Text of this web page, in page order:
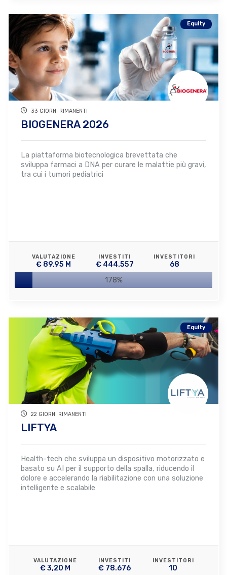
Equity
33 GIORNI RIMANENTI
BIOGENERA 2026
La piattaforma biotecnologica brevettata che
sviluppa farmaci a DNA per curare le malattie più gravi,
tra cui i tumori pediatrici
VALUTAZIONE
€ 89,95 M
INVESTITI
€ 444.557
INVESTITORI
68
178%
Equity
22 GIORNI RIMANENTI
LIFTYA
Health-tech che sviluppa un dispositivo motorizzato e
basato su AI per il supporto della spalla, riducendo il
dolore e accelerando la riabilitazione con una soluzione
intelligente e scalabile
VALUTAZIONE
€ 3,20 M
INVESTITI
€ 78.676
INVESTITORI
10